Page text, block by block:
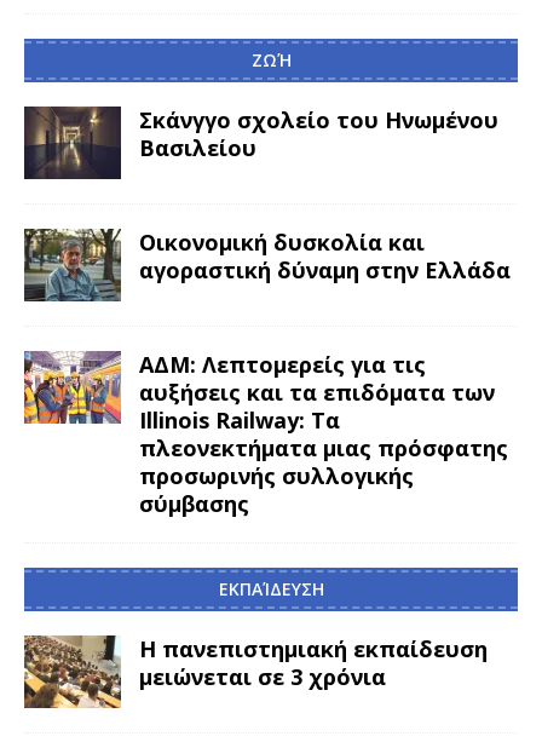
ΖΩΉ
Σκάνγγο σχολείο του Ηνωμένου
Βασιλείου
Οικονομική δυσκολία και
αγοραστική δύναμη στην Ελλάδα
ΑΔΜ: Λεπτομερείς για τις
αυξήσεις και τα επιδόματα των
Illinois Railway: Τα
πλεονεκτήματα μιας πρόσφατης
προσωρινής συλλογικής
σύμβασης
ΕΚΠΑΊΔΕΥΣΗ
Η πανεπιστημιακή εκπαίδευση
μειώνεται σε 3 χρόνια